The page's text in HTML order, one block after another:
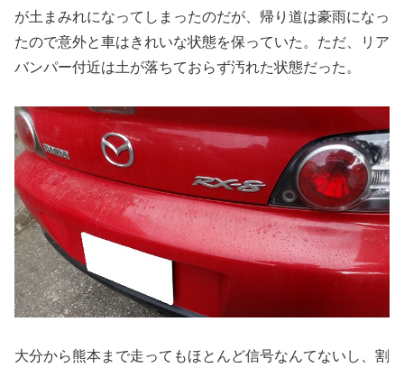
が土まみれになってしまったのだが、帰り道は豪雨になっ
たので意外と車はきれいな状態を保っていた。ただ、リア
バンパー付近は土が落ちておらず汚れた状態だった。
大分から熊本まで走ってもほとんど信号なんてないし、割